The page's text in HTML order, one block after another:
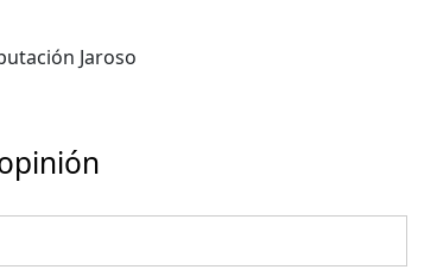
Jaroso